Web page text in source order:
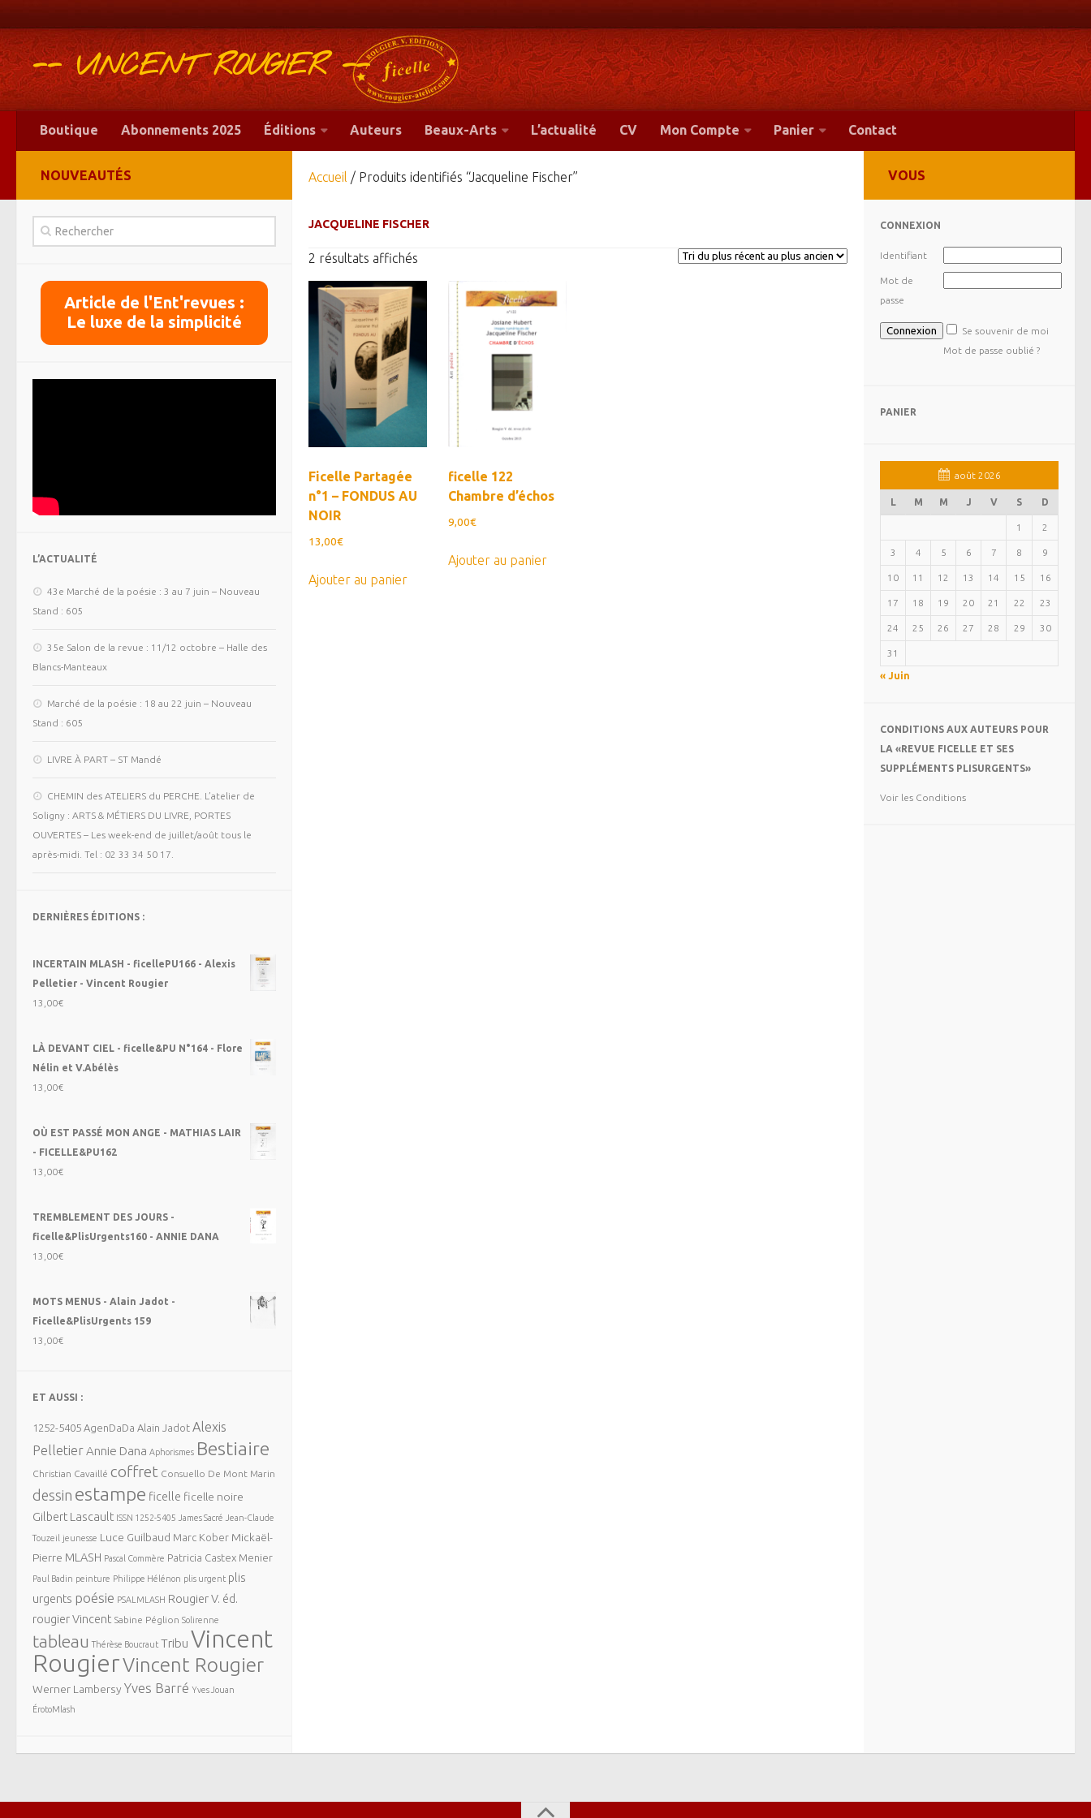
-- VINCENT ROUGIER --
Boutique Abonnements 2025 Éditions Auteurs Beaux-Arts L’actualité CV Mon Compte Panier Contact
Accueil / Produits identifiés “Jacqueline Fischer”
JACQUELINE FISCHER
2 résultats affichés
plus
ancien
Ficelle Partagée
n°1 – FONDUS AU
NOIR
13,00€
Ajouter au panier
ficelle 122
Chambre d’échos
9,00€
Ajouter au panier
NOUVEAUTÉS
Article de l'Ent'revues :
Le luxe de la simplicité
L’ACTUALITÉ
43e Marché de la poésie : 3 au 7 juin – Nouveau
Stand : 605
35e Salon de la revue : 11/12 octobre – Halle des
Blancs-Manteaux
Marché de la poésie : 18 au 22 juin – Nouveau
Stand : 605
LIVRE À PART – ST Mandé
CHEMIN des ATELIERS du PERCHE. L’atelier de
Soligny : ARTS & MÉTIERS DU LIVRE, PORTES
OUVERTES – Les week-end de juillet/août tous le
après-midi. Tel : 02 33 34 50 17.
DERNIÈRES ÉDITIONS :
INCERTAIN MLASH - ficellePU166 - Alexis
Pelletier - Vincent Rougier
13,00€
LÀ DEVANT CIEL - ficelle&PU N°164 - Flore
Nélin et V.Abélès
13,00€
OÙ EST PASSÉ MON ANGE - MATHIAS LAIR
- FICELLE&PU162
13,00€
TREMBLEMENT DES JOURS -
ficelle&PlisUrgents160 - ANNIE DANA
13,00€
MOTS MENUS - Alain Jadot -
Ficelle&PlisUrgents 159
13,00€
ET AUSSI :
1252-5405 AgenDaDa Alain Jadot Alexis
PelletierAnnie Dana Aphorismes Bestiaire
Christian Cavaillé coffret Consuello De Mont Marin
dessin estampe ficelle ficelle noire
Gilbert Lascault ISSN 1252-5405 James Sacré Jean-Claude
Touzeil jeunesse Luce Guilbaud Marc Kober Mickaël-
Pierre MLASH Pascal Commère Patricia Castex Menier
Paul Badin peinture Philippe Hélénon plis urgent plis
urgents poésie PSALMLASH Rougier V. éd.
rougier Vincent Sabine Péglion Solirenne
tableau Thérèse Boucraut Tribu Vincent
RougierVincent Rougier
Werner Lambersy Yves Barré Yves Jouan
ÉrotoMlash
VOUS
CONNEXION
Identifiant
Mot de
passe
Se souvenir de moi
Mot de passe oublié ?
PANIER
août 2026
L M M J V S D
1 2
3 4 5 6 7 8 9
10 11 12 13 14 15 16
17 18 19 20 21 22 23
24 25 26 27 28 29 30
31
« Juin
CONDITIONS AUX AUTEURS POUR
LA «REVUE FICELLE ET SES
SUPPLÉMENTS PLISURGENTS»
Voir les Conditions